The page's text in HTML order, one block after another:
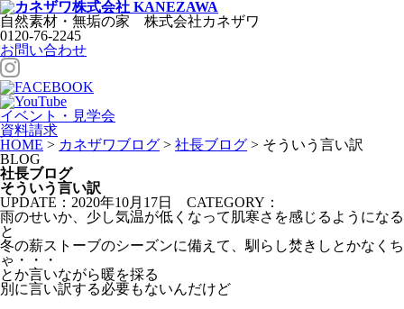
自然素材・無垢の家 株式会社カネザワ
0120-76-2245
お問い合わせ
イベント・見学会
資料請求
HOME > カネザワブログ > 社長ブログ > そういう言い訳
BLOG
社長ブログ
そういう言い訳
UPDATE：2020年10月17日
CATEGORY：
雨のせいか、少し気温が低くなって肌寒さを感じるようになる
と
冬の薪ストーブのシーズンに備えて、馴らし焚きしとかなくち
ゃ・・・
とか言いながら暖を採る
別に言い訳する必要もないんだけど